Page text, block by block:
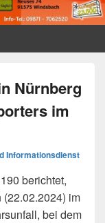
Nürnberg
im
Informationsdienst
berichtet,
im
bei dem